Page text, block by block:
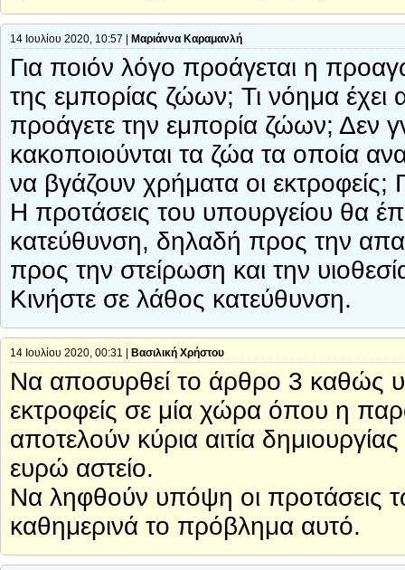
14 Ιουλίου 2020, 10:57 | Μαριάννα Καραμανλή
Για ποιόν λόγο προάγεται η
της εμπορίας ζώων; Τι νόημα έχει
προάγετε την εμπορία ζώων; Δεν
κακοποιούνται τα ζώα τα οποία
να βγάζουν χρήματα οι εκτροφείς;
Η προτάσεις του υπουργείου θα
κατεύθυνση, δηλαδή προς την
προς την στείρωση και την
Κινήστε σε λάθος κατεύθυνση.
14 Ιουλίου 2020, 00:31 | Βασιλική Χρήστου
Να αποσυρθεί το άρθρο 3 καθώς
εκτροφείς σε μία χώρα όπου η
αποτελούν κύρια αιτία
ευρώ αστείο.
Να ληφθούν υπόψη οι προτάσεις
καθημερινά το πρόβλημα αυτό.